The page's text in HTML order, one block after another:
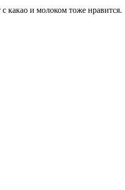
какао и молоком тоже нравится.